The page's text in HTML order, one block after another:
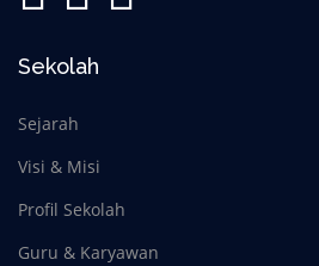
Sekolah
Sejarah
Visi & Misi
Profil Sekolah
Guru & Karyawan